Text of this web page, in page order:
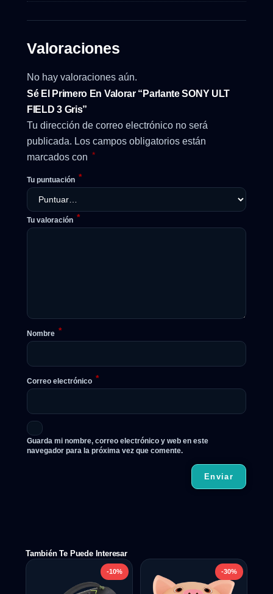
Valoraciones
No hay valoraciones aún.
Sé El Primero En Valorar “Parlante SONY ULT
FIELD 3 Gris”
Tu dirección de correo electrónico no será
publicada. Los campos obligatorios están
marcados con *
Tu puntuación *
Tu valoración *
Nombre *
Correo electrónico *
Guarda mi nombre, correo electrónico y web en este
navegador para la próxima vez que comente.
También Te Puede Interesar
-10% -30%